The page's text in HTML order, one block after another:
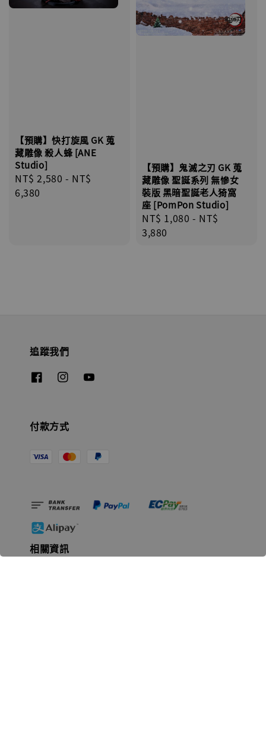
【預購】快打旋風 GK 蒐
藏雕像 殺人蜂 [ANE
Studio]
Regular
price
NT$ 2,580 - NT$
6,380
【預購】鬼滅之刃 GK 蒐
藏雕像 聖誕系列 無慘女
裝版 黑暗聖誕老人猗窩
座 [PomPon Studio]
Regular
price
NT$ 1,080 - NT$
3,880
追蹤我們
付款方式
相關資訊